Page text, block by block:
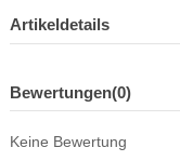
Artikeldetails
Bewertungen(0)
Keine Bewertung